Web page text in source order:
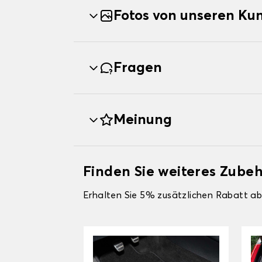
Fotos von unseren
Fragen
Meinung
Finden Sie weiteres
Erhalten Sie 5% zusätzlichen Rabatt